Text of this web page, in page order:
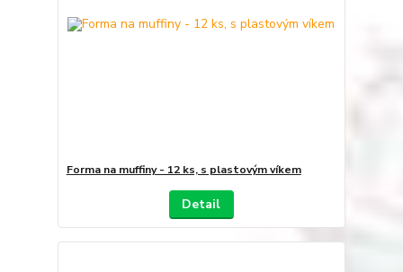
Forma na muffiny - 12 ks, s plastovým víkem
Detail